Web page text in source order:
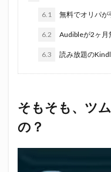
6.1 無料でオリパが
6.2 Audibleが2ヶ月
6.3 読み放題の
そもそも、ツ
の？